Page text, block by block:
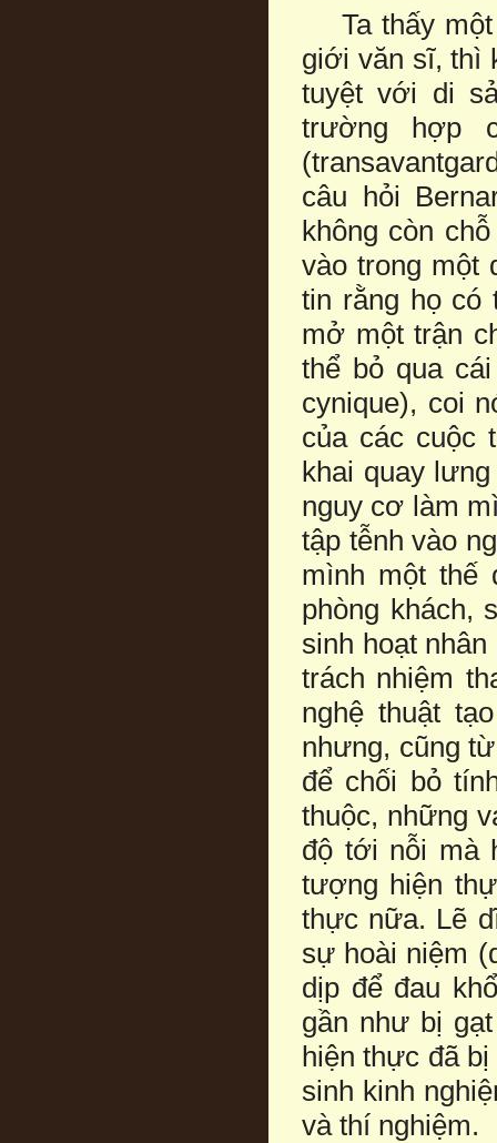
Ta thấy một
giới văn sĩ, thì
tuyệt với di
trường hợp
câu hỏi
không còn
vào trong một
tin rằng họ có
mở một trận
thể bỏ qua
cynique), coi
của các cuộc
khai quay
nguy cơ làm
tập tễnh vào
mình một thế
phòng khách,
sinh hoạt
trách nhiệm
nghệ thuật
nhưng, cũng
để chối bỏ
thuộc, những
độ tới nỗi mà
tượng hiện
thực nữa. Lẽ
sự hoài niệm
dịp để đau
gần như bị
hiện thực đã
sinh kinh
và thí nghiệm.